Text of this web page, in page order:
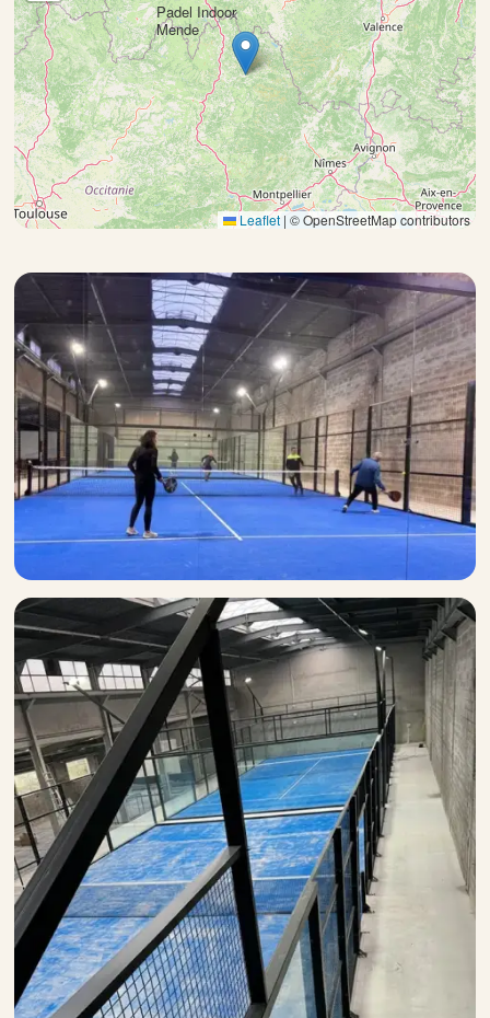
Padel Indoor
Mende
×
Leaflet | © OpenStreetMap contributors